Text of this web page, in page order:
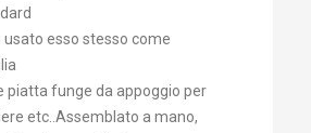
usato esso stesso come
piatta funge da appoggio per
etc..Assemblato a mano,